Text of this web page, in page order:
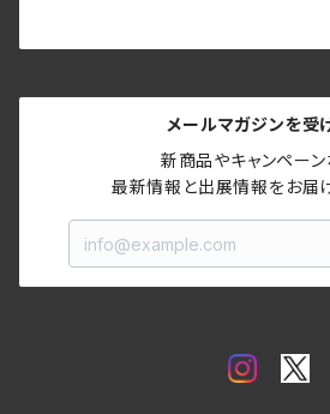
メールマガジンを受
新商品やキャンペー
最新情報と出展情報をお届け